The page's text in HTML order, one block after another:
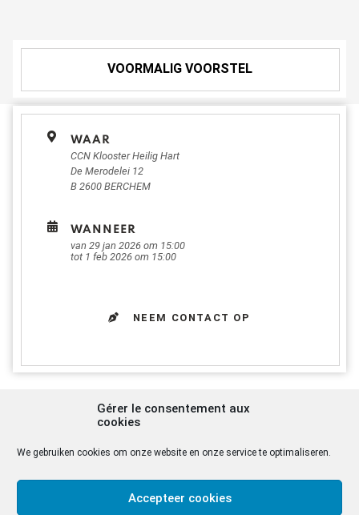
Gérer le consentement aux
cookies
We gebruiken cookies om onze website en onze service te optimaliseren.
Accepteer cookies
VOORMALIG VOORSTEL
RETRAITE VOOR JONGEREN
(18-30 JAAR)
CONCRETE INFO EN
WAAR
CCN Klooster Heilig Hart
De Merodelei 12
B 2600 BERCHEM
WANNEER
van 29 jan 2026 om 15:00
tot 1 feb 2026 om 15:00
NEEM CONTACT OP
4 dagen om dieper te gaan